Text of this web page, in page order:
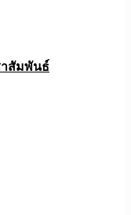
าสัมพันธ์